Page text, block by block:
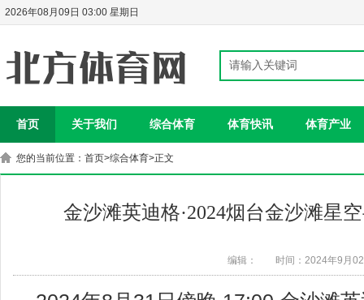
2026年08月09日 03:00 星期日
首页 关于我们 综合体育 体育快讯 体育产业
您的当前位置： 首页>综合体育>正文
金沙滩英迪格·2024烟台金沙滩星
编辑： 时间：2024年9月